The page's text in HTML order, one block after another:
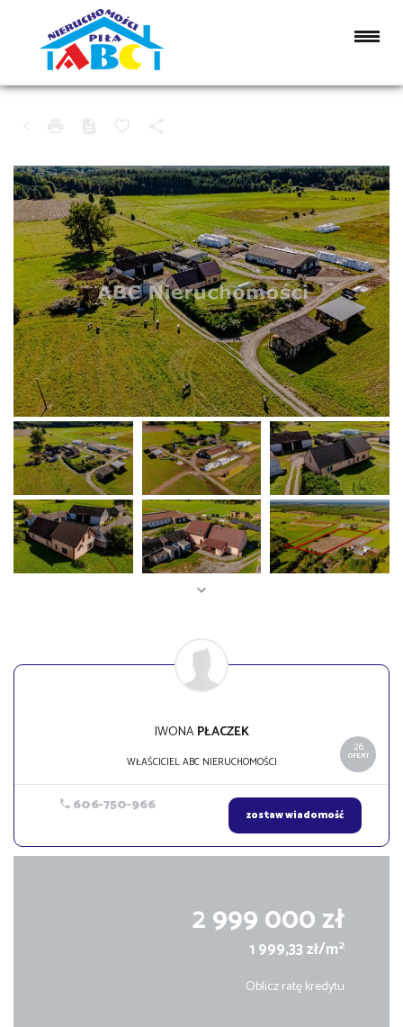
WIELEŃ (GW), WRZESZCZYNA
OBIEKT NA SPRZEDAŻ
26
OFERT
IWONAPŁACZEK
WŁAŚCICIEL ABC NIERUCHOMOŚCI
606-750-966 zostaw wiadomość
2 999 000 zł
1 999,33 zł/m2
Oblicz ratę kredytu